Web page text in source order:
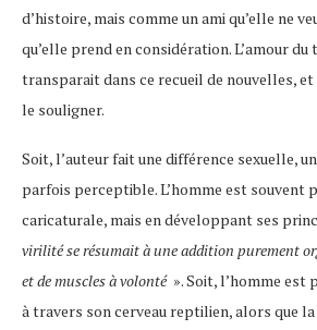
d’histoire, mais comme un ami qu’elle ne
qu’elle prend en considération. L’amour
transparait dans ce recueil de nouvelles, et
le souligner.
Soit, l’auteur fait une différence sexuelle,
parfois perceptible. L’homme est souvent
caricaturale, mais en développant ses
virilité se résumait à une addition purement
et de muscles à volonté ». Soit, l’homme
à travers son cerveau reptilien, alors que la